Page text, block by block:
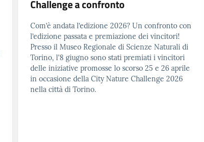
Challenge a confronto
Com’è andata l’edizione 2026? Un confronto con
l’edizione passata e premiazione dei vincitori!
Presso il Museo Regionale di Scienze Naturali di
Torino, l'8 giugno sono stati premiati i vincitori
delle iniziative promosse lo scorso 25 e 26 aprile
in occasione della City Nature Challenge 2026
nella città di Torino.